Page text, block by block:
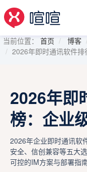
当前位置： 首页 博客
2026年即时通讯软件
2026年即
榜：企业
2026年企业即时通讯软
安全、信创兼容等五大
可控的IM方案与部署指